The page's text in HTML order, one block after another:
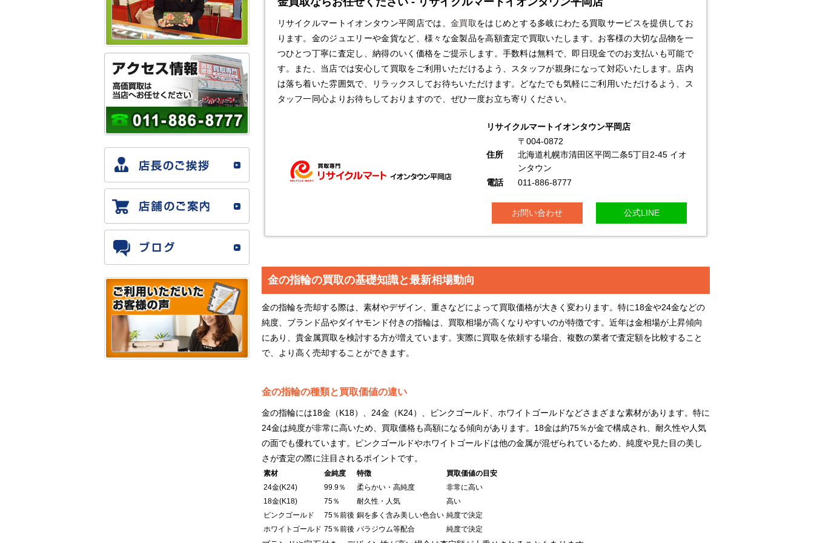
リサイクルマートイオンタウン平岡店では、 金買取をはじめとする多岐にわたる買取サービスを提供してお
ります。金のジュエリーや金貨など、様々な金製品を高額査定で買取いたします。お客様の大切な品物を一
つひとつ丁寧に査定し、納得のいく価格をご提示します。手数料は無料で、即日現金でのお支払いも可能で
す。また、当店では安心して買取をご利用いただけるよう、スタッフが親身になって対応いたします。店内
は落ち着いた雰囲気で、リラックスしてお待ちいただけます。どなたでも気軽にご利用いただけるよう、ス
タッフ一同心よりお待ちしておりますので、ぜひ一度お立ち寄りください。
リサイクルマートイオンタウン平岡店
住所
〒004-0872
北海道札幌市清田区平岡二条5丁目2-45 イオ
ンタウン
電話
011-886-8777
お問い合わせ 公式LINE
金の指輪の買取の基礎知識と最新相場動向
金の指輪を売却する際は、素材やデザイン、重さなどによって買取価格が大きく変わります。特に18金や24金などの
純度、ブランド品やダイヤモンド付きの指輪は、買取相場が高くなりやすいのが特徴です。近年は金相場が上昇傾向
にあり、貴金属買取を検討する方が増えています。実際に買取を依頼する場合、複数の業者で査定額を比較すること
で、より高く売却することができます。
金の指輪の種類と買取価値の違い
金の指輪には18金（K18）、24金（K24）、ピンクゴールド、ホワイトゴールドなどさまざまな素材があります。特に
24金は純度が非常に高いため、買取価格も高額になる傾向があります。18金は約75％が金で構成され、耐久性や人気
の面でも優れています。ピンクゴールドやホワイトゴールドは他の金属が混ぜられているため、純度や見た目の美し
さが査定の際に注目されるポイントです。
素材 金純度 特徴
買取価値の目安
24金(K24)
99.9％ 柔らかい・高純度
非常に高い
18金(K18)
75％ 耐久性・人気
高い
ピンクゴールド
75％前後 銅を多く含み美しい色合い 純度で決定
ホワイトゴールド 75％前後 パラジウム等配合 純度で決定